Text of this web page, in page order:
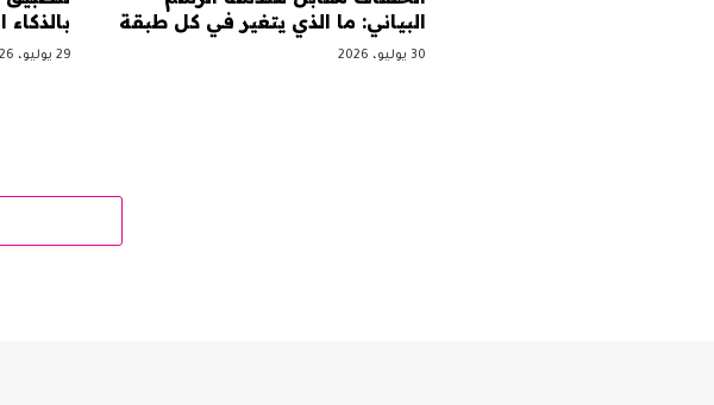
البياني: ما الذي يتغير في كل طبقة
30 يوليو، 2026 29 يوليو، 2026